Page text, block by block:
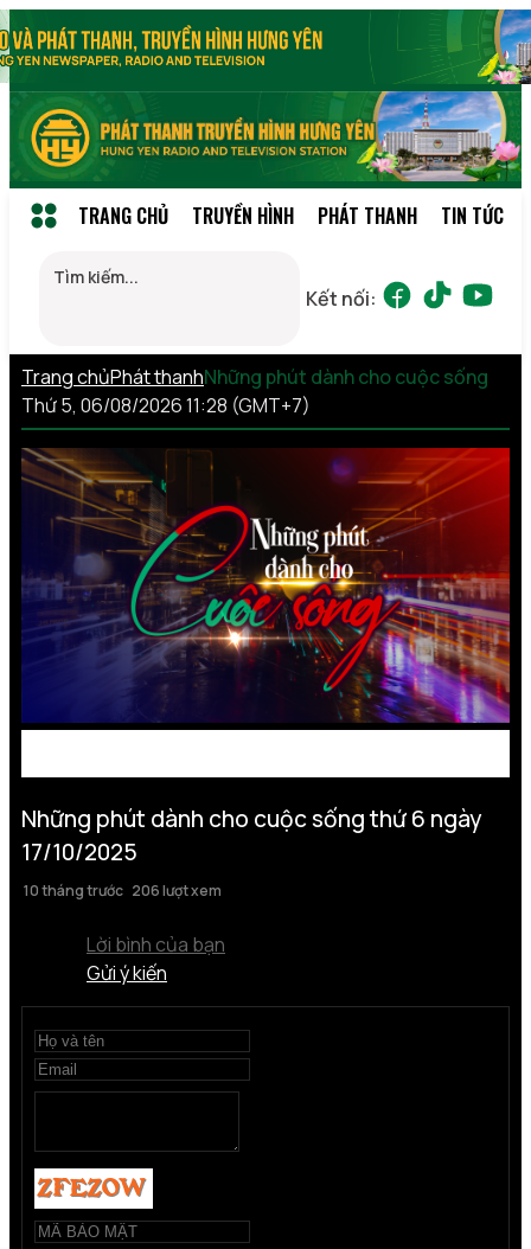
TRANG CHỦ TRUYỀN HÌNH PHÁT THANH TIN TỨC
Kết nối:
Trang chủPhát thanhNhững phút dành cho cuộc sống
Thứ 5, 06/08/2026 11:28 (GMT+7)
Những phút dành cho cuộc sống thứ 6 ngày
17/10/2025
10 tháng trước 206 lượt xem
Lời bình của bạn
Gửi ý kiến